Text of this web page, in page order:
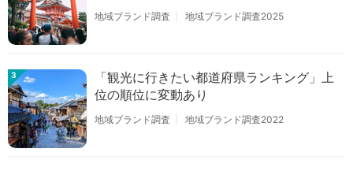
地域ブランド調査 地域ブランド調査2025
3
「観光に行きたい都道府県ランキング」上
位の順位に変動あり
地域ブランド調査 地域ブランド調査2022